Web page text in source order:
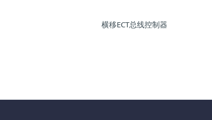
横移ECT总线控制器